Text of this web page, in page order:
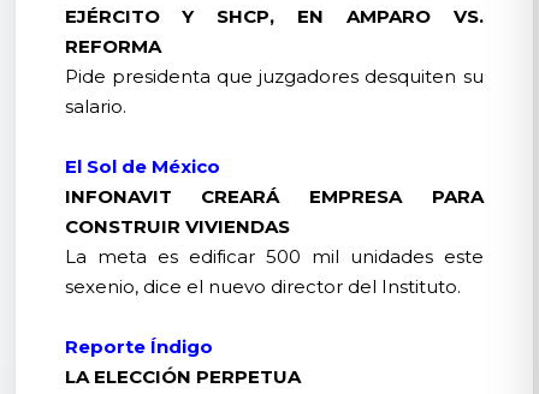
EJÉRCITO Y SHCP, EN AMPARO VS.
REFORMA
Pide presidenta que juzgadores desquiten su
salario.
El Sol de México
INFONAVIT CREARÁ EMPRESA PARA
CONSTRUIR VIVIENDAS
La meta es edificar 500 mil unidades este
sexenio, dice el nuevo director del Instituto.
Reporte Índigo
LA ELECCIÓN PERPETUA